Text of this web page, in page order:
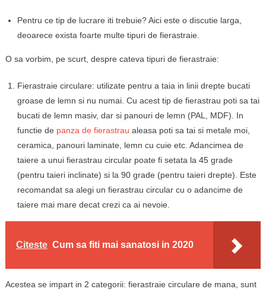
Pentru ce tip de lucrare iti trebuie? Aici este o discutie larga,
deoarece exista foarte multe tipuri de fierastraie.
O sa vorbim, pe scurt, despre cateva tipuri de fierastraie:
Fierastraie circulare: utilizate pentru a taia in linii drepte bucati
groase de lemn si nu numai. Cu acest tip de fierastrau poti sa tai
bucati de lemn masiv, dar si panouri de lemn (PAL, MDF). In
functie de panza de fierastrau aleasa poti sa tai si metale moi,
ceramica, panouri laminate, lemn cu cuie etc. Adancimea de
taiere a unui fierastrau circular poate fi setata la 45 grade
(pentru taieri inclinate) si la 90 grade (pentru taieri drepte). Este
recomandat sa alegi un fierastrau circular cu o adancime de
taiere mai mare decat crezi ca ai nevoie.
Citeste Cum sa fiti mai sanatosi in 2020
Acestea se impart in 2 categorii: fierastraie circulare de mana, sunt